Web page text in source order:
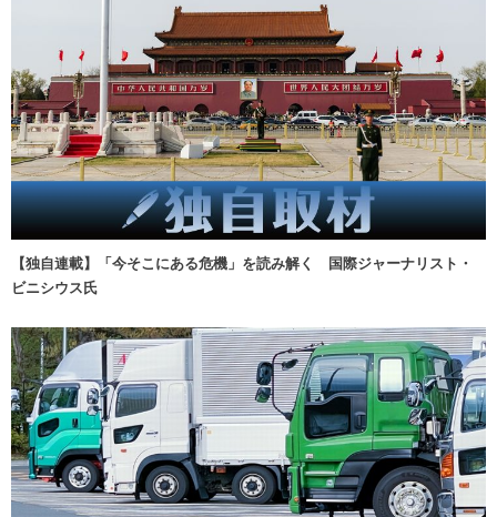
【独自連載】「今そこにある危機」を読み解く 国際ジャーナリスト・
ビニシウス氏